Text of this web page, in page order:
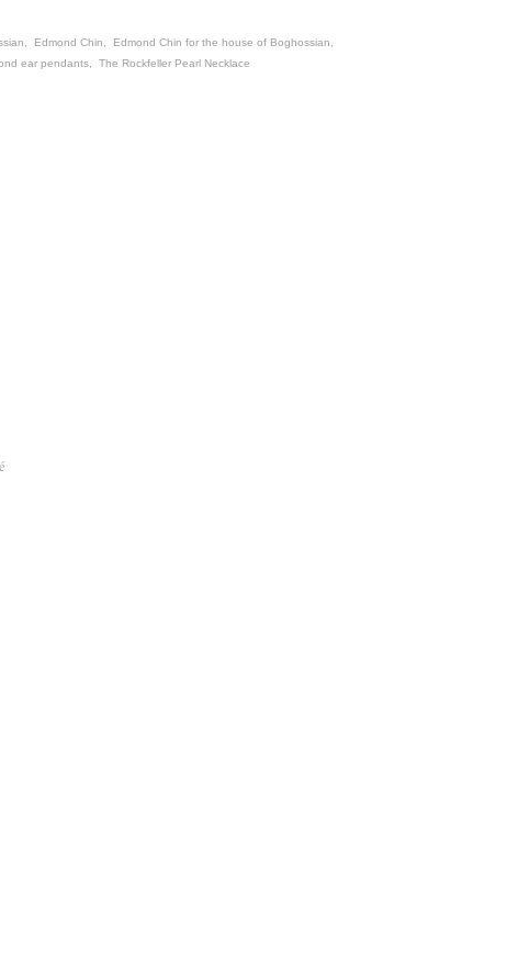
Edmond Chin Edmond Chin for the house of Boghossian
ear pendants The Rockfeller Pearl Necklace